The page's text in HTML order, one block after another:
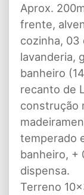
Aprox.
frente,
cozinha, 03
lavanderia,
banheiro
recanto de
construção
temperado
banheiro, +
dispensa.
Terreno